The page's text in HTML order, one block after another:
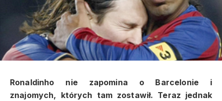
Ronaldinho nie zapomina o Barcelonie i
znajomych, których tam zostawił. Teraz jednak